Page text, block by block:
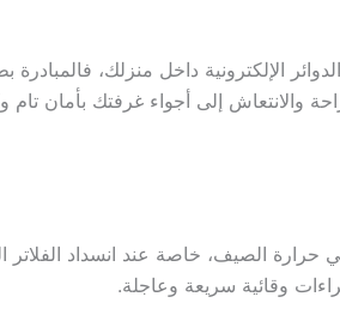
الإلكترونية داخل منزلك،
والانتعاش إلى أجواء غرفتك بأمان تام
الصيف، خاصة عند انسداد الفلاتر
وقائية سريعة وعاجلة.